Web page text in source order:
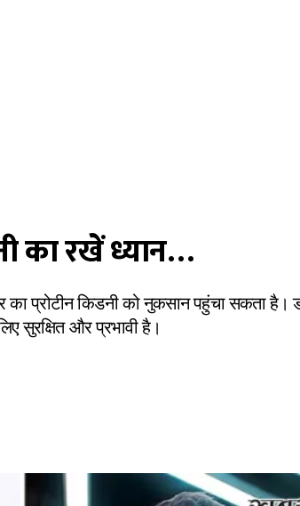
का रखें ध्यान…
का प्रोटीन किडनी को नुकसान पहुंचा सकता है।
सुरक्षित और प्रभावी है।